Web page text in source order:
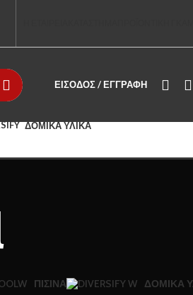
ΕΊΣΟΔΟΣ / ΕΓΓΡΑΦΉ
ΔΟΜΙΚΆ ΥΛΙΚΆ
ΠΙΣΊΝΑ ΔΟΜΙΚΆ